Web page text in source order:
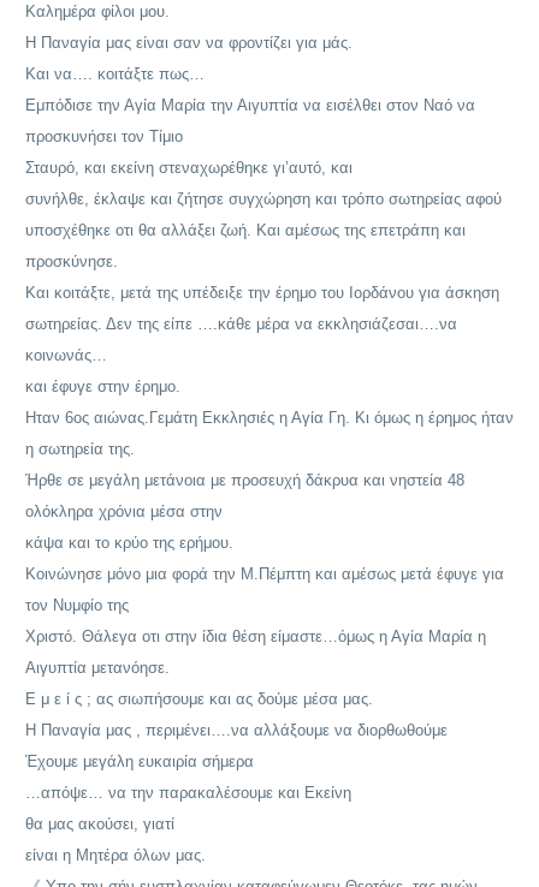
Καλημέρα φίλοι μου.
Η Παναγία μας είναι σαν να φροντίζει για μάς.
Και να…. κοιτάξτε πως…
Εμπόδισε την Αγία Μαρία την Αιγυπτία να εισέλθει στον Ναό να
προσκυνήσει τον Τίμιο
Σταυρό, και εκείνη στεναχωρέθηκε γι’αυτό, και
συνήλθε, έκλαψε και ζήτησε συγχώρηση και τρόπο σωτηρείας αφού
υποσχέθηκε οτι θα αλλάξει ζωή. Και αμέσως της επετράπη και
προσκύνησε.
Και κοιτάξτε, μετά της υπέδειξε την έρημο του Ιορδάνου για άσκηση
σωτηρείας. Δεν της είπε ….κάθε μέρα να εκκλησιάζεσαι….να
κοινωνάς…
και έφυγε στην έρημο.
Ηταν 6ος αιώνας.Γεμάτη Εκκλησιές η Αγία Γη. Κι όμως η έρημος ήταν
η σωτηρεία της.
Ήρθε σε μεγάλη μετάνοια με προσευχή δάκρυα και νηστεία 48
ολόκληρα χρόνια μέσα στην
κάψα και το κρύο της ερήμου.
Κοινώνησε μόνο μια φορά την Μ.Πέμπτη και αμέσως μετά έφυγε για
τον Νυμφίο της
Χριστό. Θάλεγα οτι στην ίδια θέση είμαστε…όμως η Αγία Μαρία η
Αιγυπτία μετανόησε.
Ε μ ε ί ς ; ας σιωπήσουμε και ας δούμε μέσα μας.
Η Παναγία μας , περιμένει….να αλλάξουμε να διορθωθούμε
Έχουμε μεγάλη ευκαιρία σήμερα
…απόψε… να την παρακαλέσουμε και Εκείνη
θα μας ακούσει, γιατί
είναι η Μητέρα όλων μας.